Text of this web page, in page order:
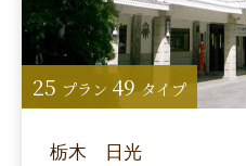
栃木 日光
25 プラン 49 タイプ